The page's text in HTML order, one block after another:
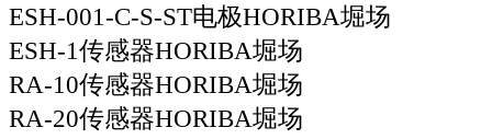
ESH-001-C-S-ST电极HORIBA堀场
ESH-1传感器HORIBA堀场
RA-10传感器HORIBA堀场
RA-20传感器HORIBA堀场